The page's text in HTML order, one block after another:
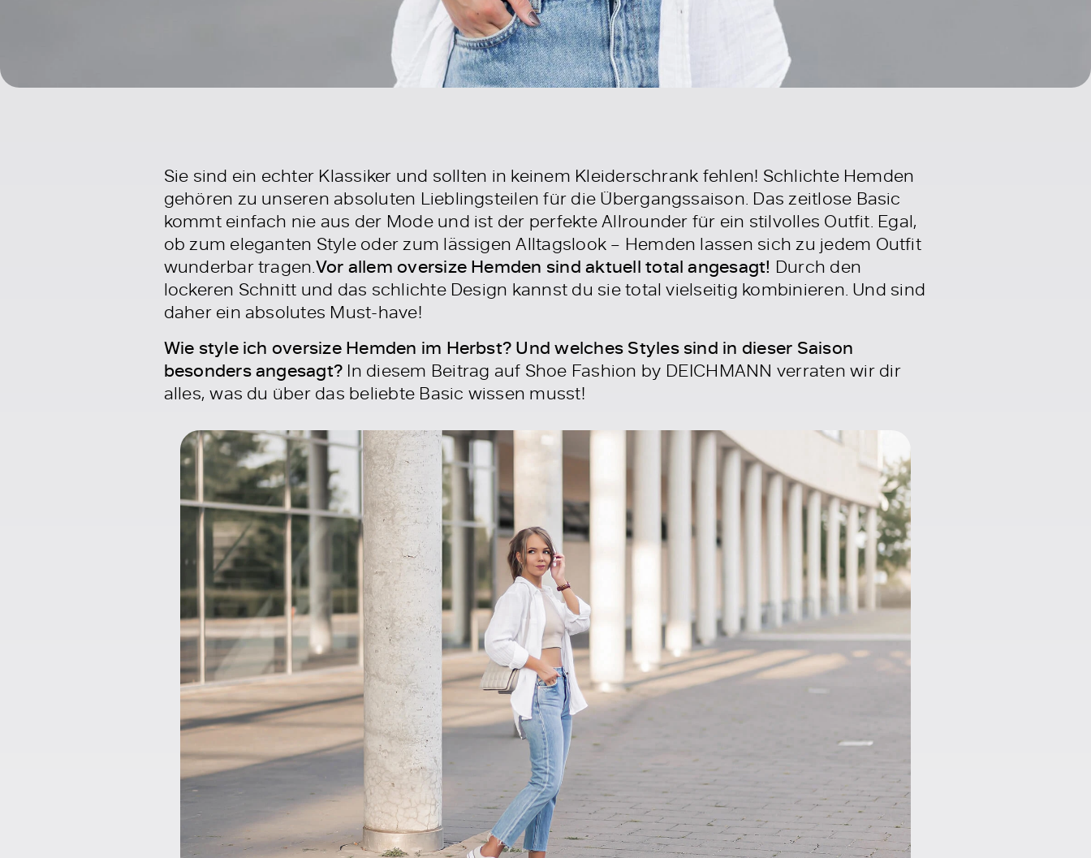
Sie sind ein echter Klassiker und sollten in keinem Kleiderschrank fehlen! Schlichte Hemden
gehören zu unseren absoluten Lieblingsteilen für die Übergangssaison. Das zeitlose Basic
kommt einfach nie aus der Mode und ist der perfekte Allrounder für ein stilvolles Outfit. Egal,
ob zum eleganten Style oder zum lässigen Alltagslook – Hemden lassen sich zu jedem Outfit
wunderbar tragen. Vor allem oversize Hemden sind aktuell total angesagt! Durch den
lockeren Schnitt und das schlichte Design kannst du sie total vielseitig kombinieren. Und sind
daher ein absolutes Must-have!
Wie style ich oversize Hemden im Herbst? Und welches Styles sind in dieser Saison
besonders angesagt? In diesem Beitrag auf Shoe Fashion by DEICHMANN verraten wir dir
alles, was du über das beliebte Basic wissen musst!